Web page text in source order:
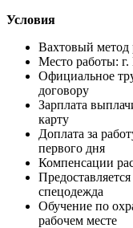
Условия
Вахтовый метод
Место работы:
Официальное
договору
Зарплата
карту
Доплата за
первого дня
Компенсации
спецодежда
Обучение по
рабочем месте